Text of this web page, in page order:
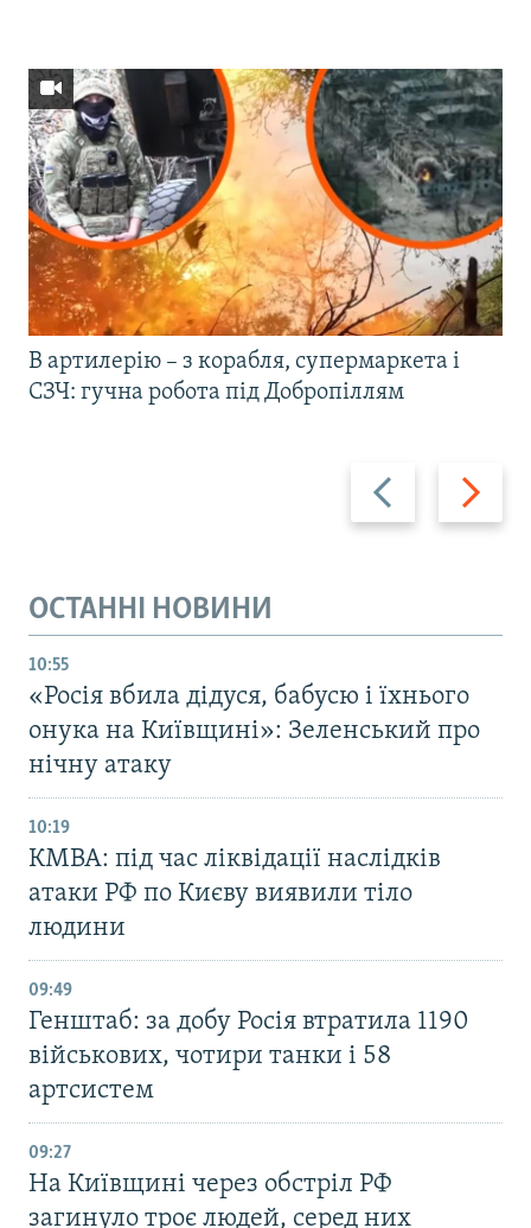
Назад Вперед
В артилерію – з корабля, супермаркета і
СЗЧ: гучна робота під Добропіллям
ОСТАННІ НОВИНИ
10:55
«Росія вбила дідуся, бабусю і їхнього
онука на Київщині»: Зеленський про
нічну атаку
10:19
КМВА: під час ліквідації наслідків
атаки РФ по Києву виявили тіло
людини
09:49
Генштаб: за добу Росія втратила 1190
військових, чотири танки і 58
артсистем
09:27
На Київщині через обстріл РФ
загинуло троє людей, серед них